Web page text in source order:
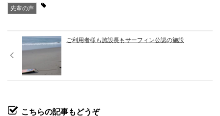
先輩の声
ご利用者様も施設長もサーフィン公認の施設
こちらの記事もどうぞ